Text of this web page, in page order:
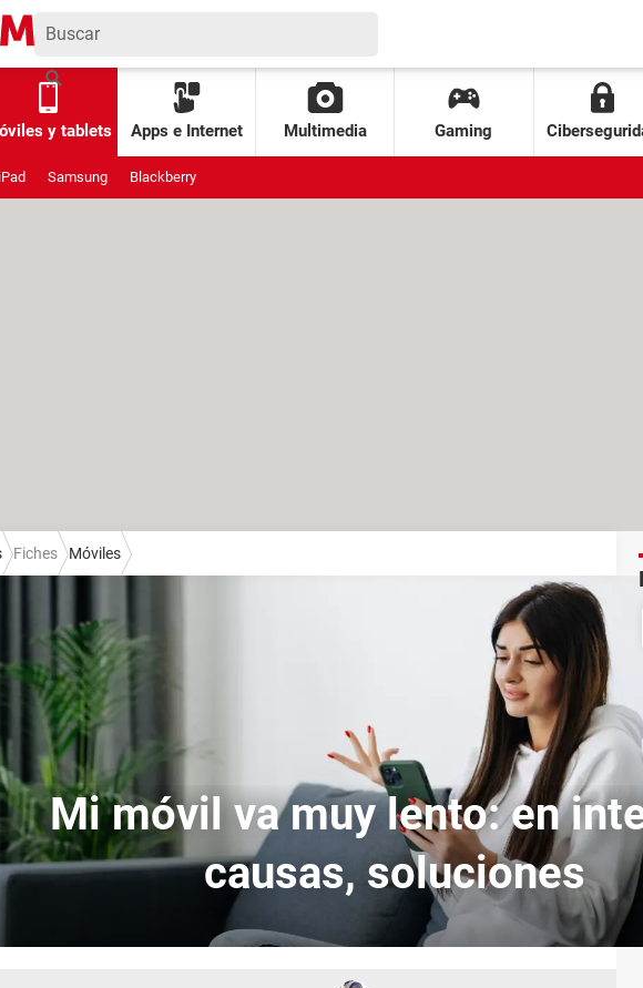
y tablets Apps e Internet Multimedia Gaming
iPad Samsung Blackberry
Fiches Móviles
Mi móvil va muy lento: en
causas, soluciones